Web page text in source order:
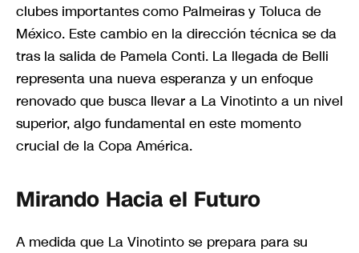
clubes importantes como Palmeiras y Toluca de
México. Este cambio en la dirección técnica se da
tras la salida de Pamela Conti. La llegada de Belli
representa una nueva esperanza y un enfoque
renovado que busca llevar a La Vinotinto a un nivel
superior, algo fundamental en este momento
crucial de la Copa América.
Mirando Hacia el Futuro
A medida que La Vinotinto se prepara para su